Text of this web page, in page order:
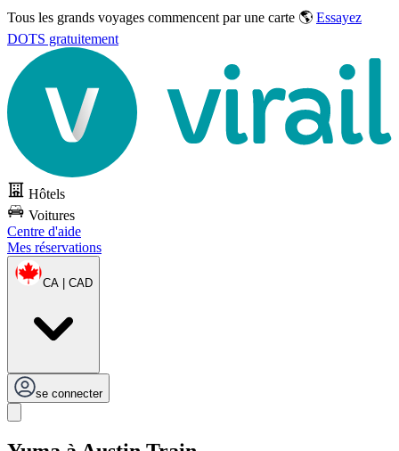
Tous les grands voyages commencent par une carte 🌎 Essayez
DOTS gratuitement
Hôtels
Voitures
Centre d'aide
Mes réservations
CA | CAD
se connecter